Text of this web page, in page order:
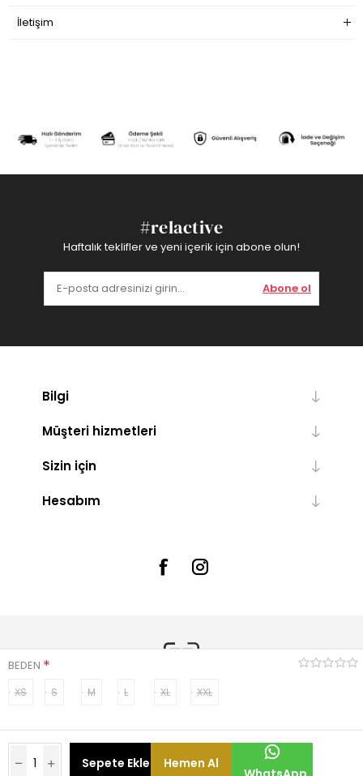
BEDEN *
XS S M L XL XXL
Sepete Ekle Hemen Al
İletişim
#relactive
Haftalık teklifler ve yeni içerik için abone olun!
Abone ol
Bilgi
Müşteri hizmetleri
Sizin için
Hesabım
Powered bynopCommerce
Telif hakkı ve kopya; 2026 Relactive. Tüm hakları Saklıdır.